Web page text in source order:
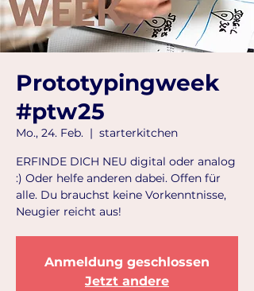
Prototypingweek
#ptw25
Mo., 24. Feb.
  |
starterkitchen
ERFINDE DICH NEU digital oder analog
:) Oder helfe anderen dabei. Offen für
alle. Du brauchst keine Vorkenntnisse,
Neugier reicht aus!
Anmeldung geschlossen
Jetzt andere